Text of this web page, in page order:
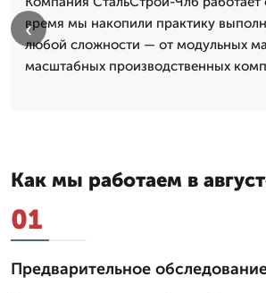
время мы накопили практику
любой сложности — от модульных
масштабных производственных
‹
Как мы работаем в
01
Предварительное